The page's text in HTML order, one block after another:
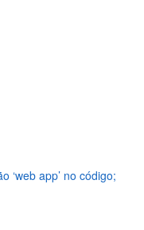
‘web app’ no código;